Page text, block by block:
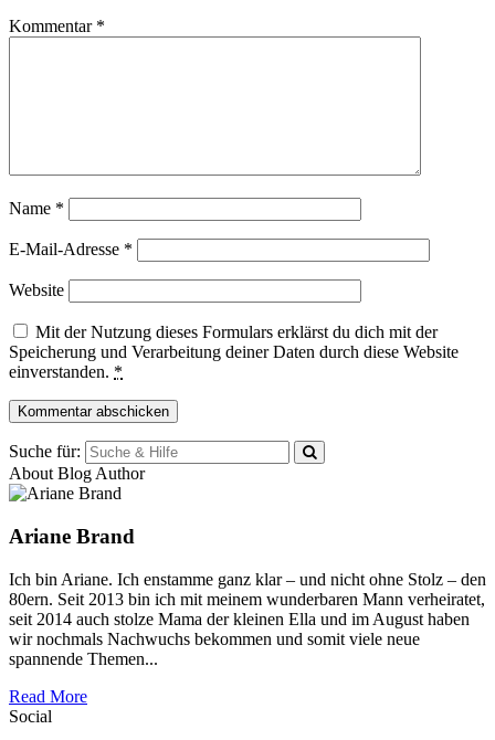
Kommentar *
Name *
E-Mail-Adresse *
Website
Mit der Nutzung dieses Formulars erklärst du dich mit der
Speicherung und Verarbeitung deiner Daten durch diese Website
einverstanden. *
Suche für:
About Blog Author
Ariane Brand
Ich bin Ariane. Ich enstamme ganz klar – und nicht ohne Stolz – den
80ern. Seit 2013 bin ich mit meinem wunderbaren Mann verheiratet,
seit 2014 auch stolze Mama der kleinen Ella und im August haben
wir nochmals Nachwuchs bekommen und somit viele neue
spannende Themen...
Read More
Social